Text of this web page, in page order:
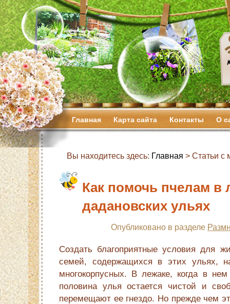
Главная Карта сайта Контакты О
Вы находитесь здесь: Главная > Статьи с
Как помочь пчелам в
дадановских ульях
Опубликовано в разделе
Создать благоприятные условия для
семей, содержащихся в этих ульях,
многокорпусных. В лежаке, когда в
половина улья остается чистой и
перемещают ее гнездо. Но прежде чем